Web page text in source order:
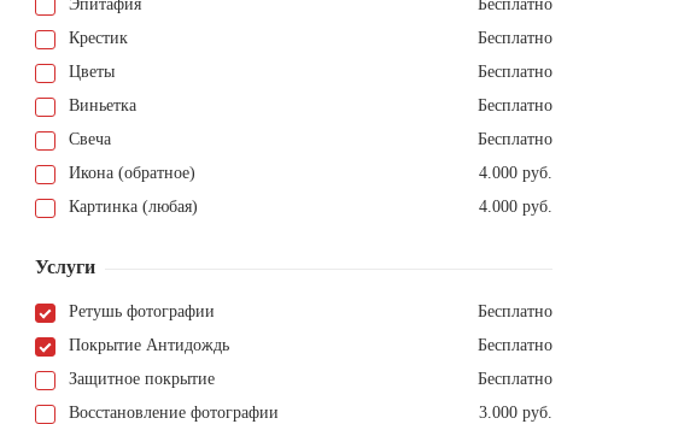
Эпитафия
Бесплатно
Крестик
Бесплатно
Цветы
Бесплатно
Виньетка
Бесплатно
Свеча
Бесплатно
Икона (обратное)
4.000 руб.
Картинка (любая)
4.000 руб.
Услуги
Ретушь фотографии
Бесплатно
Покрытие Антидождь
Бесплатно
Защитное покрытие
Бесплатно
Восстановление фотографии
3.000 руб.